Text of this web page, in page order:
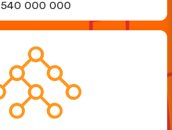
540 000 000